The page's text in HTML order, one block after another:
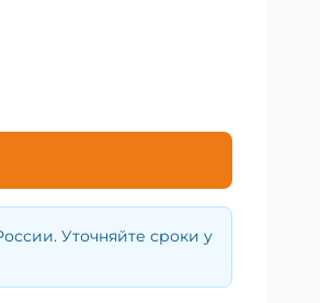
Уточняйте сроки у